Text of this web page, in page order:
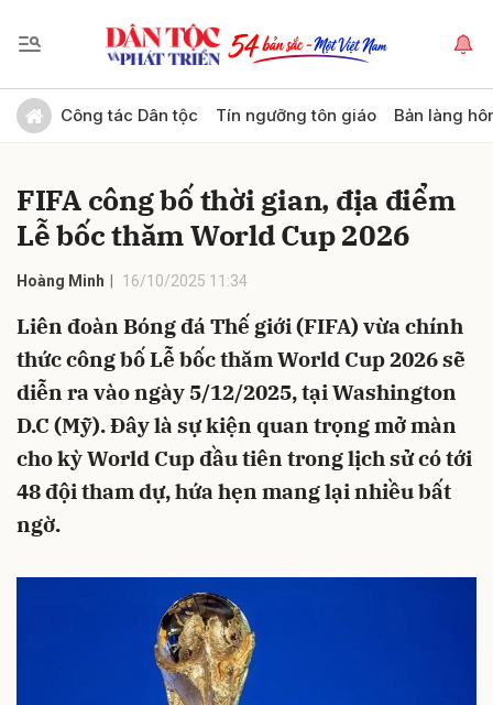
Công tác Dân tộc Tín ngưỡng tôn giáo Bản làng
FIFA công bố thời gian, địa điểm
Lễ bốc thăm World Cup 2026
Hoàng Minh 16/10/2025 11:34
Liên đoàn Bóng đá Thế giới (FIFA) vừa chính
thức công bố Lễ bốc thăm World Cup 2026 sẽ
diễn ra vào ngày 5/12/2025, tại Washington
D.C (Mỹ). Đây là sự kiện quan trọng mở màn
cho kỳ World Cup đầu tiên trong lịch sử có tới
48 đội tham dự, hứa hẹn mang lại nhiều bất
ngờ.
Gửi bình luận
Hủy Gửi